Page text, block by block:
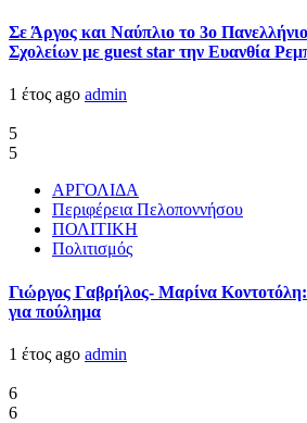
Σε Άργος και Ναύπλιο το 3ο
Σχολείων με guest star την Ευανθία
1 έτος ago admin
5
5
ΑΡΓΟΛΙΔΑ
Περιφέρεια Πελοποννήσου
ΠΟΛΙΤΙΚΗ
Πολιτισμός
Γιώργος Γαβρήλος- Μαρίνα Κοντοτόλη:
για πούλημα
1 έτος ago admin
6
6